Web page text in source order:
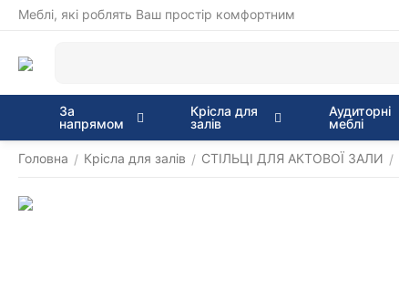
Меблі, які роблять Ваш простір комфортним
За
напрямом
Крісла для
залів
Аудиторні
меблі
Головна / Крісла для залів / СТІЛЬЦІ ДЛЯ АКТОВОЇ ЗАЛИ /